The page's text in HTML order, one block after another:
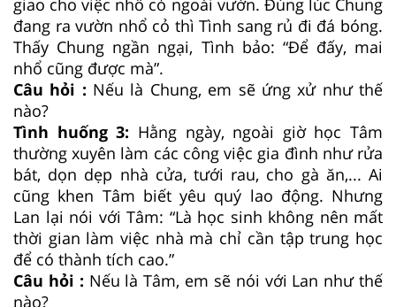
đang ra vườn nhổ cỏ thì Tình sang rủ đi đá bóng.
Thấy Chung ngần ngại, Tình bảo: “Để đấy, mai
nhổ cũng được mà”.
Câu hỏi : Nếu là Chung, em sẽ ứng xử như thế
nào?
Tình huống 3: Hằng ngày, ngoài giờ học Tâm
thường xuyên làm các công việc gia đình như rửa
bát, dọn dẹp nhà cửa, tưới rau, cho gà ăn,... Ai
cũng khen Tâm biết yêu quý lao động. Nhưng
Lan lại nói với Tâm: “Là học sinh không nên mất
thời gian làm việc nhà mà chỉ cần tập trung học
để có thành tích cao.”
Câu hỏi : Nếu là Tâm, em sẽ nói với Lan như thế
nào?